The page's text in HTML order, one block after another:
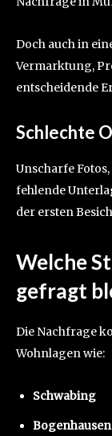
Doch auch in
Vermarktung,
entscheidende
Schlechte
Unscharfe
fehlende
der ersten
Welche
gefragt
Die Nachfrage
Wohnlagen wie:
Schwabing
Bogenhausen